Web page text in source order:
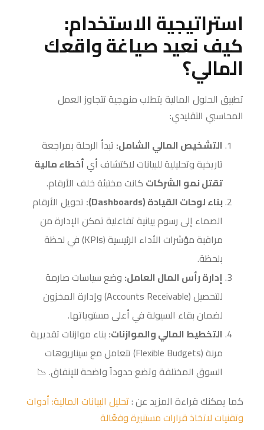
استراتيجية الاستخدام:
كيف نعيد صياغة واقعك
المالي؟
تطبيق الحلول المالية يتطلب منهجية تتجاوز العمل
المحاسبي التقليدي:
التشخيص المالي الشامل: تبدأ الرحلة بمراجعة
تاريخية وتحليلية للبيانات لاكتشاف أيأخطاء مالية
تقتل نمو الشركات كانت مختبئة خلف الأرقام.
بناء لوحات القيادة (Dashboards):
تحويل الأرقام
الصماء إلى رسوم بيانية تفاعلية تمكن الإدارة من
مراقبة مؤشرات الأداء الرئيسية (KPIs) في لحظة
بلحظة.
إدارة رأس المال العامل: وضع سياسات صارمة
للتحصيل (Accounts Receivable) وإدارة المخزون
لضمان بقاء السيولة في أعلى مستوياتها.
التخطيط المالي والموازنات: بناء موازنات تقديرية
مرنة (Flexible Budgets) تتعامل مع سيناريوهات
السوق المختلفة وتضع حدوداً واضحة للإنفاق. 📉
كما يمكنك قراءة المزيد عن :تحليل البيانات المالية: أدوات
وتقنيات لاتخاذ قرارات مستنيرة وفعّالة